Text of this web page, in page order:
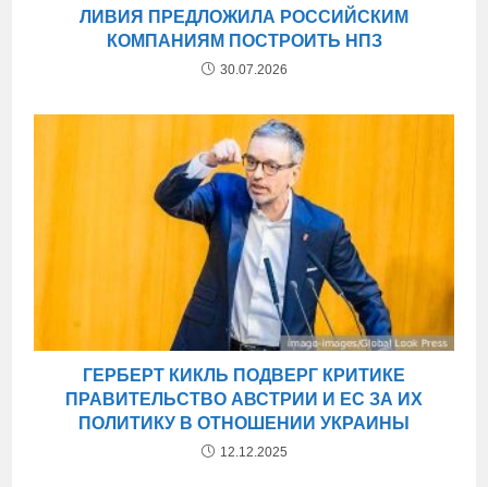
ЛИВИЯ ПРЕДЛОЖИЛА РОССИЙСКИМ
КОМПАНИЯМ ПОСТРОИТЬ НПЗ
30.07.2026
ГЕРБЕРТ КИКЛЬ ПОДВЕРГ КРИТИКЕ
ПРАВИТЕЛЬСТВО АВСТРИИ И ЕС ЗА ИХ
ПОЛИТИКУ В ОТНОШЕНИИ УКРАИНЫ
12.12.2025